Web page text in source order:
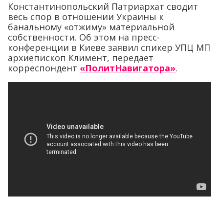
Константинопольский Патриархат сводит
весь спор в отношении Украины к
банальному «отжиму» материальной
собственности. Об этом на пресс-
конференции в Киеве заявил спикер УПЦ МП
архиепископ Климент, передает
корреспондент «ПолитНавигатора».